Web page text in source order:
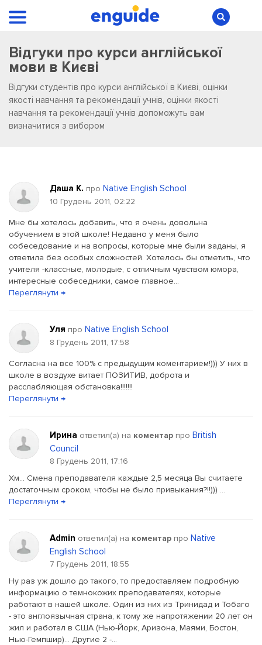
Відгуки про курси англійської
мови в Києві
Відгуки студентів про курси англійської в Києві, оцінки
якості навчання та рекомендації учнів, оцінки якості
навчання та рекомендації учнів допоможуть вам
визначитися з вибором
Даша К. про Native English School
10 Грудень 2011, 02:22
Мне бы хотелось добавить, что я очень довольна
обучением в этой школе! Недавно у меня было
собеседование и на вопросы, которые мне были заданы, я
ответила без особых сложностей. Хотелось бы отметить, что
учителя -классные, молодые, с отличным чувством юмора,
интересные собеседники, самое главное...
Переглянути →
Уля про Native English School
8 Грудень 2011, 17:58
Согласна на все 100% с предыдущим коментарием!))) У них в
школе в воздухе витает ПОЗИТИВ, доброта и
расслабляющая обстановка!!!!!!!
Переглянути →
Ирина ответил(a) на коментар про British
Council
8 Грудень 2011, 17:16
Хм... Смена преподавателя каждые 2,5 месяца Вы считаете
достаточным сроком, чтобы не было привыкания?!!))) ...
Переглянути →
Admin ответил(a) на коментар про Native
English School
7 Грудень 2011, 18:55
Ну раз уж дошло до такого, то предоставляем подробную
информацию о темнокожих преподавателях, которые
работают в нашей школе. Один из них из Тринидад и Тобаго
- это англоязычная страна, к тому же напротяжении 20 лет он
жил и работал в США (Нью-Йорк, Аризона, Маями, Бостон,
Нью-Гемпшир)... Другие 2 -...